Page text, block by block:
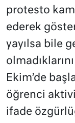
protesto
ederek
yayılsa bile
Ekim’de
öğrenci
ifade